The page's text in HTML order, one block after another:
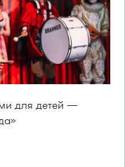
для детей —